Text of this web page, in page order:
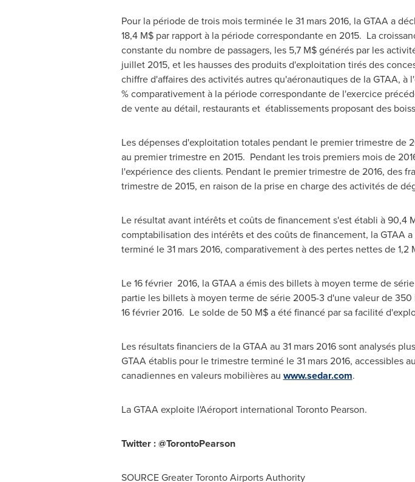
Pour la période de trois mois terminée le 31 mars 2016, la GTAA a
18,4 M$ par rapport à la période correspondante en 2015. La
constante du nombre de passagers, les 5,7 M$ générés par les
juillet2015, etles hausses des produits d'exploitation tirés des
chiffre d'affaires des activités autres qu'aéronautiques de la GTAA,
% comparativement à la période correspondante de l'exercice
de vente au détail, restaurants et établissements proposant des
Les dépenses d'exploitation totales pendant le premier trimestre de
au premier trimestre en 2015. Pendant les trois premiers mois de
l'expérience des clients. Pendant le premier trimestre de 2016, des
trimestre de 2015, en raison de la prise en charge des activités de
Le résultat avant intérêts et coûts de financement s'est établi à
comptabilisation des intérêts et des coûts de financement, la
terminé le 31 mars 2016, comparativement à des pertes nettes de
Le 16 février 2016, la GTAA a émis des billets à moyen terme de
partie les billets à moyen terme de série 2005-3 d'une valeur de
16 février 2016. Le solde de 50 M$ a été financé par sa facilité
Les résultats financiers de la GTAA au 31 mars 2016 sont analysés
GTAA établis pour le trimestre terminé le 31 mars 2016, accessibles au
canadiennes en valeurs mobilières au www.sedar.com.
La GTAA exploite l'Aéroport international Toronto Pearson.
Twitter : @TorontoPearson
SOURCE Greater Toronto Airports Authority